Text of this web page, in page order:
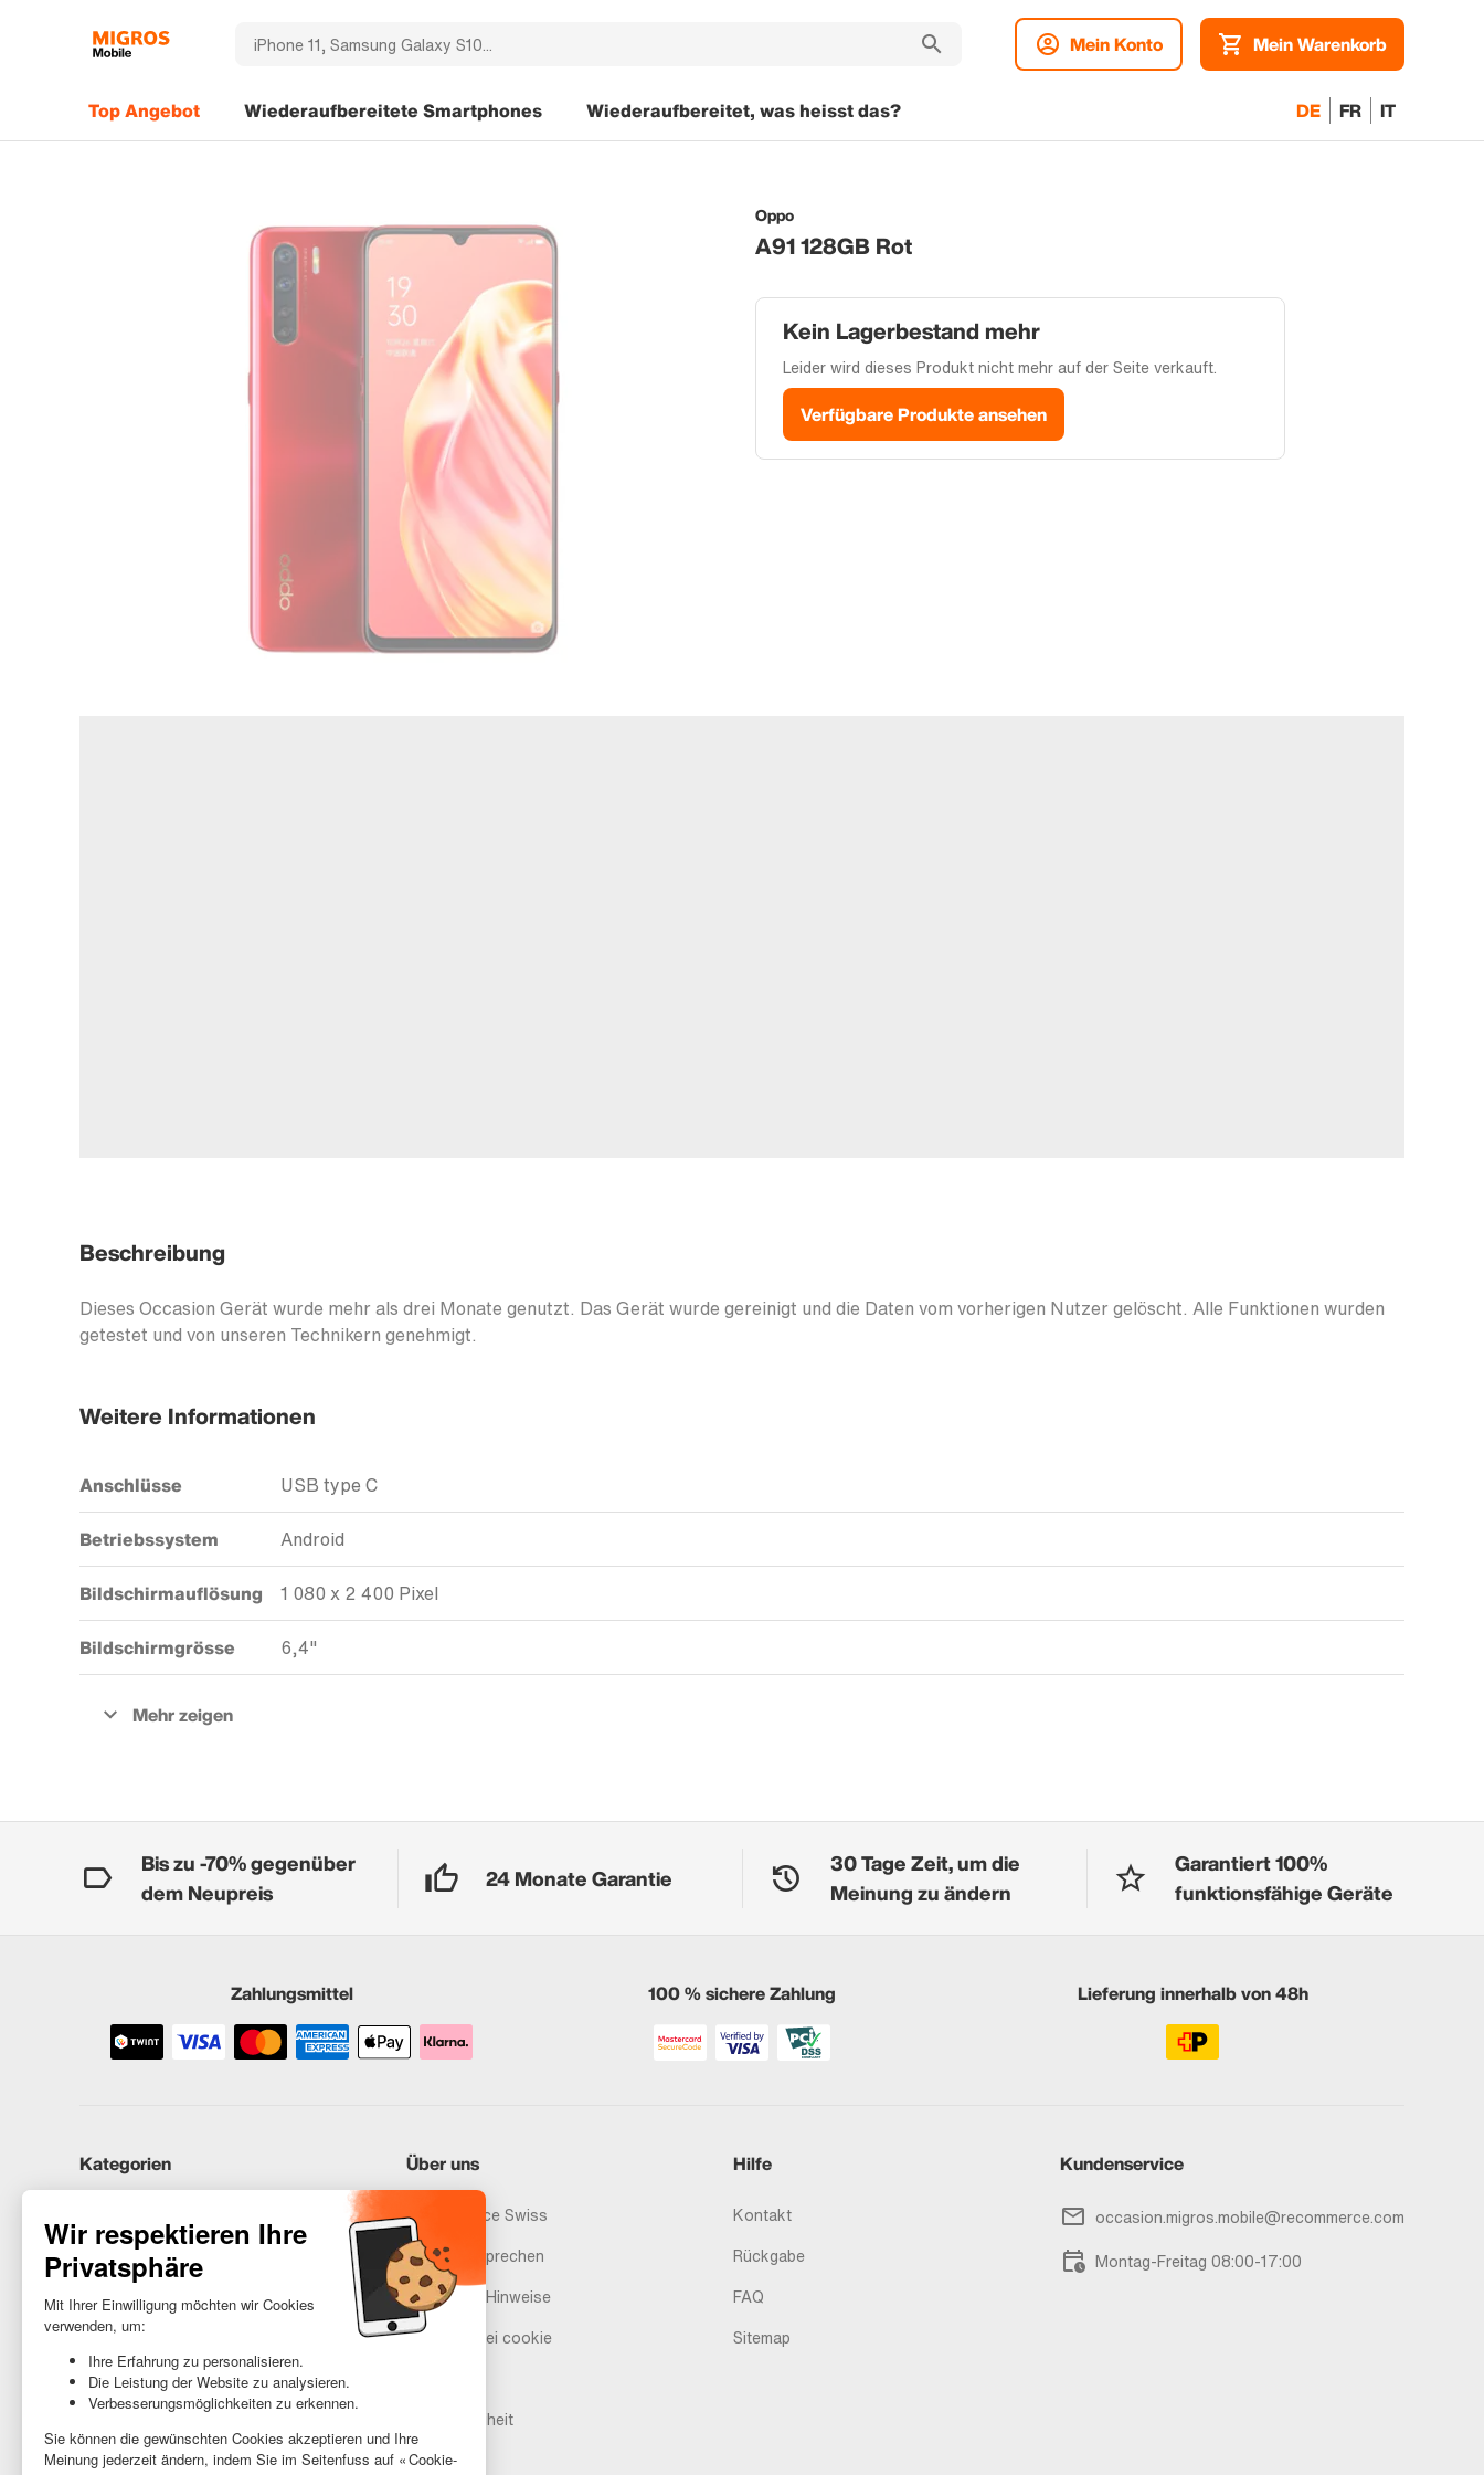
Mein Konto Mein Warenkorb
DE FR IT
Top Angebot Wiederaufbereitete Smartphones Wiederaufbereitet, was heisst das?
Oppo
A91 128GB Rot
Kein Lagerbestand mehr
Leider wird dieses Produkt nicht mehr auf der Seite verkauft.
Verfügbare Produkte ansehen
Beschreibung
Dieses Occasion Gerät wurde mehr als drei Monate genutzt. Das Gerät wurde gereinigt und die Daten vom vorherigen Nutzer gelöscht. Alle Funktionen wurden
getestet und von unseren Technikern genehmigt.
Weitere Informationen
Anschlüsse USB type C
Betriebssystem Android
Bildschirmauflösung 1 080 x 2 400 Pixel
Bildschirmgrösse 6,4"
Bis zu -70% gegenüber
dem Neupreis
24 Monate Garantie
30 Tage Zeit, um die
Meinung zu ändern
Garantiert 100%
funktionsfähige Geräte
Zahlungsmittel 100 % sichere Zahlung Lieferung innerhalb von 48h
Kategorien
Samsung
Huawei
Benötigst du Hilfe?
Über uns
Recommerce Swiss
Unser Versprechen
Rechtliche Hinweise
Gestione dei cookie
Barrierefreiheit
Hilfe
Kontakt
Rückgabe
FAQ
Sitemap
Kundenservice
occasion.migros.mobile@recommerce.com
Montag-Freitag 08:00-17:00